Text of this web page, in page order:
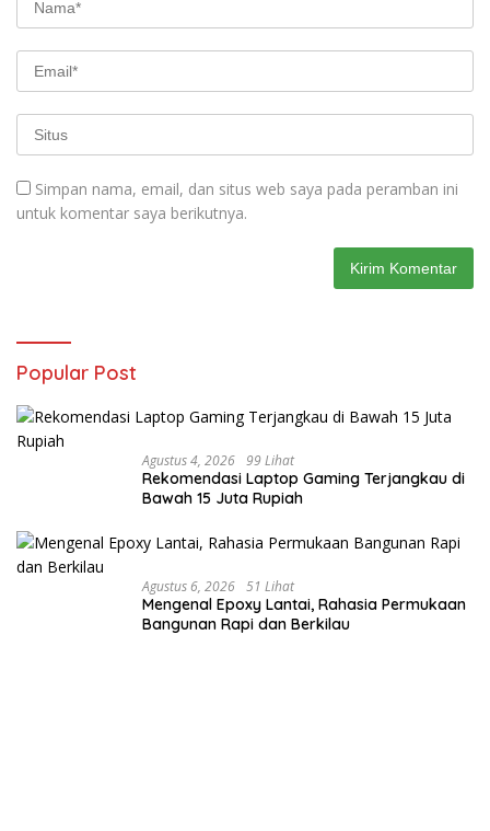
Simpan nama, email, dan situs web saya pada peramban ini
untuk komentar saya berikutnya.
Popular Post
Agustus 4, 2026 99 Lihat
Rekomendasi Laptop Gaming Terjangkau di
Bawah 15 Juta Rupiah
Agustus 6, 2026 51 Lihat
Mengenal Epoxy Lantai, Rahasia Permukaan
Bangunan Rapi dan Berkilau